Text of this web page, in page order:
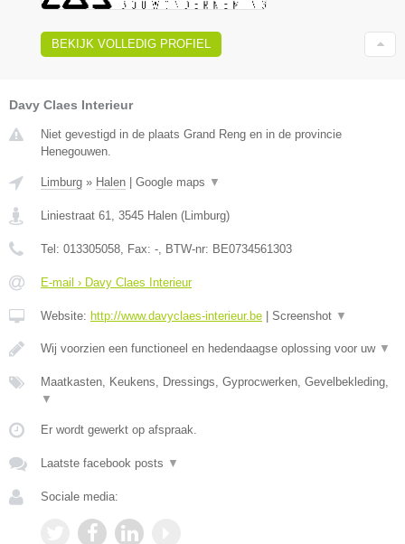
BEKIJK VOLLEDIG PROFIEL
Davy Claes Interieur
Niet gevestigd in de plaats Grand Reng en in de provincie
Henegouwen.
Limburg » Halen Google maps ▼
Liniestraat 61, 3545 Halen (Limburg)
Tel: 013305058, Fax: -, BTW-nr: BE0734561303
E-mail › Davy Claes Interieur
Website: http://www.davyclaes-interieur.be Screenshot ▼
Wij voorzien een functioneel en hedendaagse oplossing voor uw ▼
Maatkasten, Keukens, Dressings, Gyprocwerken, Gevelbekleding,
▼
Er wordt gewerkt op afspraak.
Laatste facebook posts ▼
Sociale media: